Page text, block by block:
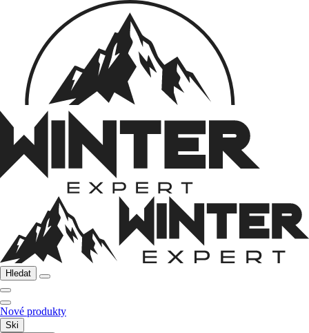
Hledat
Nové produkty
Ski